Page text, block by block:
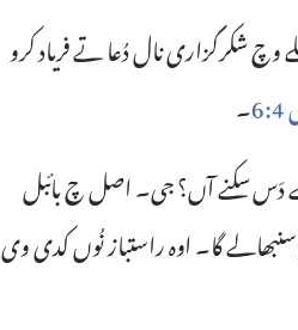
وچ شکرگزاری نال دُعا تے فریاد کرو
‏۔‏
دَس سکنے آں؟ جی۔ اصل چ بائبل
گا۔ اوہ راستباز نُوں کدی وی